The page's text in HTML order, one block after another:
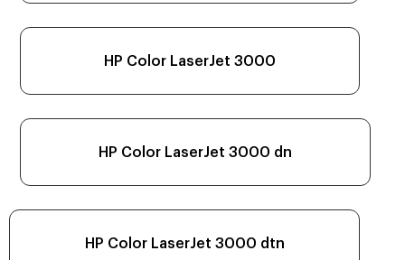
HP Color LaserJet 3000
HP Color LaserJet 3000 dn
HP Color LaserJet 3000 dtn